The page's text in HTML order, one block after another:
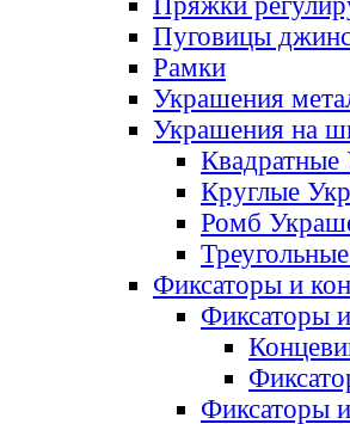
Пуговицы
Рамки
Украшения
Украшения на
Круглые
Ромб
Фиксаторы и
Фиксаторы
Фиксаторы